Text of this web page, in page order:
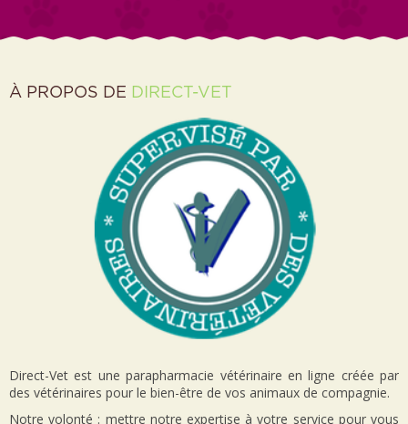
À PROPOS DE DIRECT-VET
Direct-Vet est une parapharmacie vétérinaire en ligne créée par
des vétérinaires pour le bien-être de vos animaux de compagnie.
Notre volonté : mettre notre expertise à votre service pour vous